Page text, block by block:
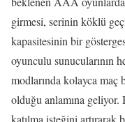
girmesi, serinin köklü
kapasitesinin bir
oyunculu sunucularının
modlarında kolayca
olduğu anlamına
katılma isteğini artırarak